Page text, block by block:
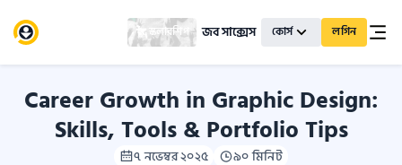
স্কলারশিপ জব সাক্সেস কোর্স লগিন
Career Growth in Graphic Design:
Skills, Tools & Portfolio Tips
৭ নভেম্বর ২০২৫ ৯০ মিনিট